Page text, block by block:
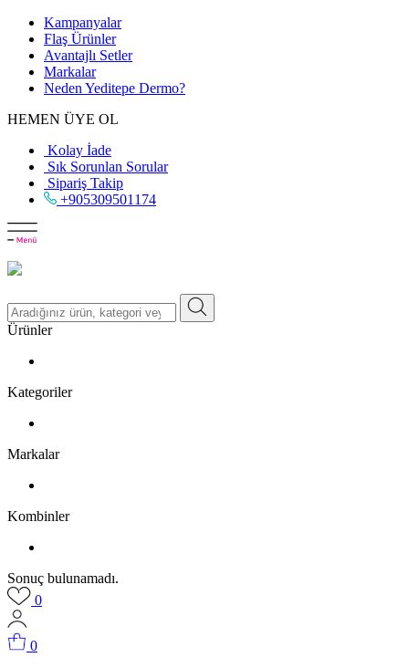
Kampanyalar
Flaş Ürünler
Avantajlı Setler
Markalar
Neden Yeditepe Dermo?
HEMEN ÜYE OL
Kolay İade
Sık Sorunlan Sorular
Sipariş Takip
+905309501174
Ürünler
Kategoriler
Markalar
Kombinler
Sonuç bulunamadı.
0
0